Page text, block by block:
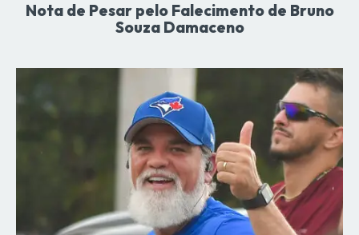
Nota de Pesar pelo Falecimento de Bruno
Souza Damaceno